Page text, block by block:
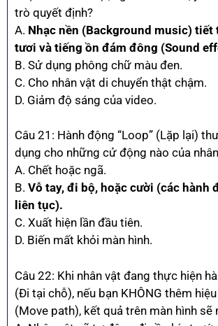
trò quyết định?
A. Nhạc nền (Background music) tiết
tươi và tiếng ồn đám đông (Sound
B. Sử dụng phông chữ màu đen.
C. Cho nhân vật di chuyển thật chậm.
D. Giảm độ sáng của video.
Câu 21: Hành động “Loop” (Lặp lại)
dụng cho những cử động nào của
A. Chết hoặc ngã.
B. Vỗ tay, đi bộ, hoặc cười (các hành
liên tục).
C. Xuất hiện lần đầu tiên.
D. Biến mất khỏi màn hình.
Câu 22: Khi nhân vật đang thực hiện
(Đi tại chỗ), nếu bạn KHÔNG thêm
(Move path), kết quả trên màn hình sẽ